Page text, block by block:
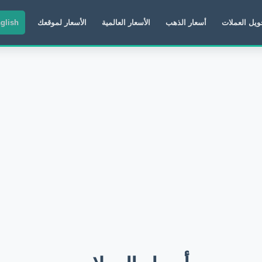
العملات أسعار الذهب الأسعار العالمية الأسعار لموقعك